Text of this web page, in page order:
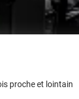
proche et lointain